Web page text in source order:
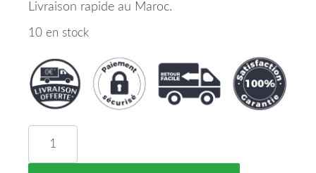
Livraison rapide au Maroc.
10 en stock